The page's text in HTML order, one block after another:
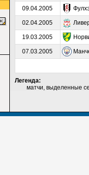
09.04.2005
02.04.2005
19.03.2005
07.03.2005
Легенда:
матчи, выделенные